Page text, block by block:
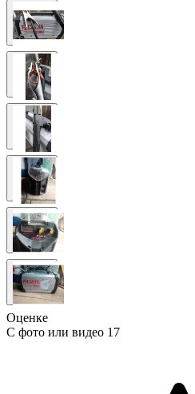
Оценке
С фото или видео 17